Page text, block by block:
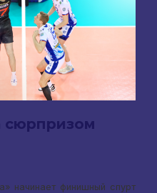
сюрпризом
начинает финишный спурт